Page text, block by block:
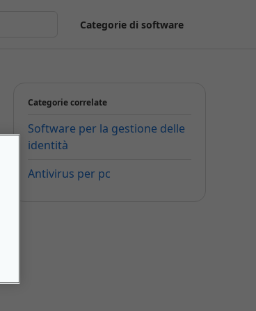
Categorie di software
Categorie correlate
Software per la gestione delle
identità
Antivirus per pc